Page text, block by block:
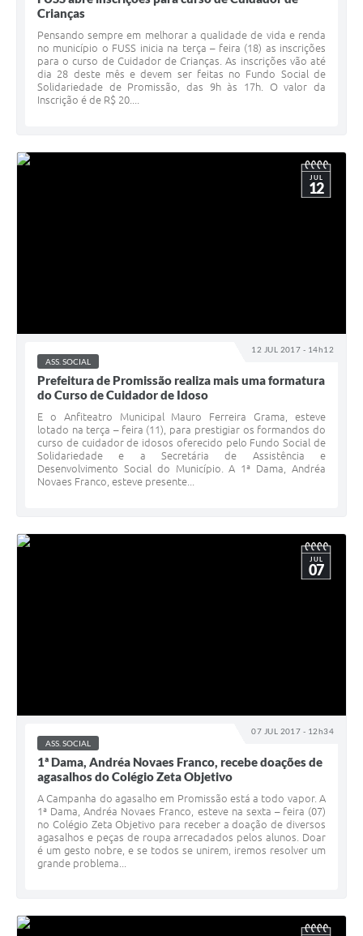
Crianças
Pensando sempre em melhorar a qualidade de vida e renda
no município o FUSS inicia na terça – feira (18) as inscrições
para o curso de Cuidador de Crianças. As inscrições vão até
dia 28 deste mês e devem ser feitas no Fundo Social de
Solidariedade de Promissão, das 9h às 17h. O valor da
Inscrição é de R$ 20....
12 JUL 2017 - 14h12
JUL
12
ASS. SOCIAL
Prefeitura de Promissão realiza mais uma formatura
do Curso de Cuidador de Idoso
E o Anfiteatro Municipal Mauro Ferreira Grama, esteve
lotado na terça – feira (11), para prestigiar os formandos do
curso de cuidador de idosos oferecido pelo Fundo Social de
Solidariedade e a Secretária de Assistência e
Desenvolvimento Social do Município. A 1ª Dama, Andréa
Novaes Franco, esteve presente...
07 JUL 2017 - 12h34
JUL
07
ASS. SOCIAL
1ª Dama, Andréa Novaes Franco, recebe doações de
agasalhos do Colégio Zeta Objetivo
A Campanha do agasalho em Promissão está a todo vapor. A
1ª Dama, Andréa Novaes Franco, esteve na sexta – feira (07)
no Colégio Zeta Objetivo para receber a doação de diversos
agasalhos e peças de roupa arrecadados pelos alunos. Doar
é um gesto nobre, e se todos se unirem, iremos resolver um
grande problema...